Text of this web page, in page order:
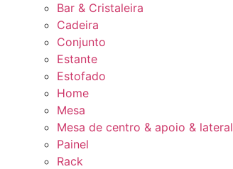
Bar & Cristaleira
Cadeira
Conjunto
Estante
Estofado
Home
Mesa
Mesa de centro & apoio & lateral
Painel
Rack